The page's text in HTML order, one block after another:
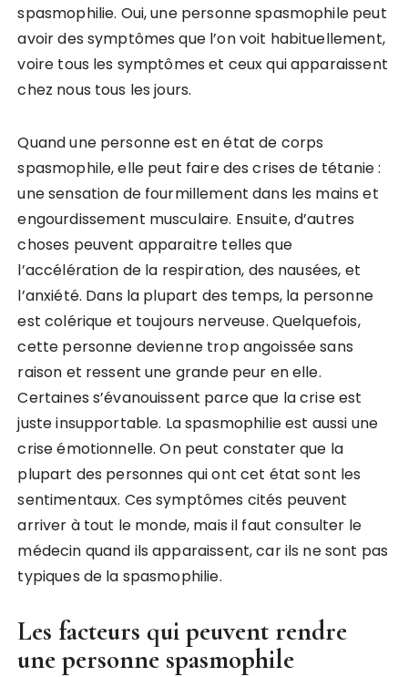
spasmophilie. Oui, une personne spasmophile peut
avoir des symptômes que l’on voit habituellement,
voire tous les symptômes et ceux qui apparaissent
chez nous tous les jours.
Quand une personne est en état de corps
spasmophile, elle peut faire des crises de tétanie :
une sensation de fourmillement dans les mains et
engourdissement musculaire. Ensuite, d’autres
choses peuvent apparaitre telles que
l’accélération de la respiration, des nausées, et
l’anxiété. Dans la plupart des temps, la personne
est colérique et toujours nerveuse. Quelquefois,
cette personne devienne trop angoissée sans
raison et ressent une grande peur en elle.
Certaines s’évanouissent parce que la crise est
juste insupportable. La spasmophilie est aussi une
crise émotionnelle. On peut constater que la
plupart des personnes qui ont cet état sont les
sentimentaux. Ces symptômes cités peuvent
arriver à tout le monde, mais il faut consulter le
médecin quand ils apparaissent, car ils ne sont pas
typiques de la spasmophilie.
Les facteurs qui peuvent rendre
une personne spasmophile